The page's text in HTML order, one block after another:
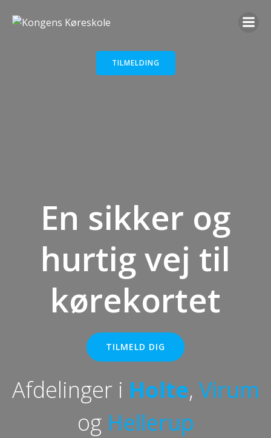
TILMELDING
En sikker og
hurtig vej til
kørekortet
TILMELD DIG
Afdelinger i Holte, Virum
og Hellerup